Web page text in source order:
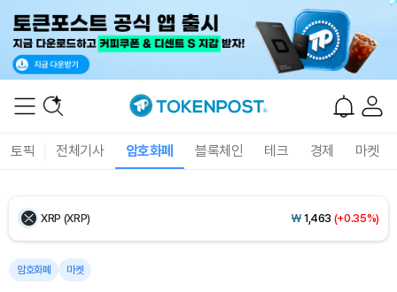
토픽 전체기사 암호화폐 블록체인 테크 경제 마켓
Ethereum (ETH) ₩2,701,722(-0.29%)
XRP (XRP) ₩ 1,463 (+0.35%)
Solana (SOL)
암호화폐 마켓